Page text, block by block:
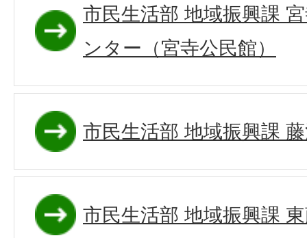
市民生活部 地域振興課
ンター（宮寺公民館）
市民生活部 地域振興課
市民生活部 地域振興課